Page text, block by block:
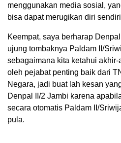
menggunakan media sosial,
bisa dapat merugikan diri
Keempat, saya berharap
ujung tombaknya Paldam II/
sebagaimana kita ketahui
oleh pejabat penting baik dari
Negara, jadi buat lah kesan
Denpal II/2 Jambi karena
secara otomatis Paldam II/
pula.